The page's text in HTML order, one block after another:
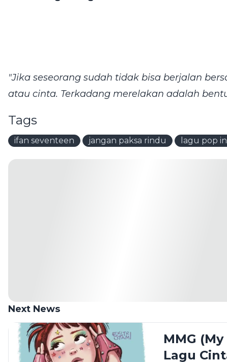
"Jika seseorang sudah tidak bisa berjalan
atau cinta. Terkadang merelakan adalah
Tags
ifan seventeen jangan paksa rindu lagu pop
Next News
MMG
Lagu